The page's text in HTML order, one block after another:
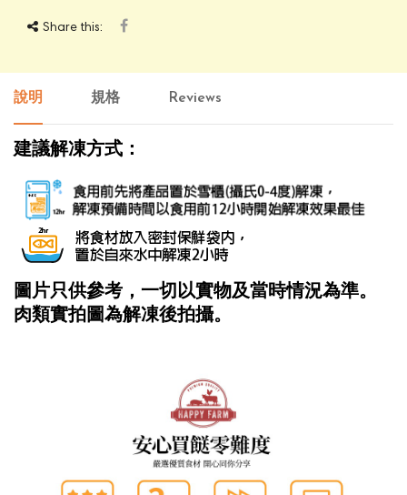
Share this:
說明 規格 Reviews
建議解凍方式：
圖片只供參考，一切以實物及當時情況為準。
肉類實拍圖為解凍後拍攝。